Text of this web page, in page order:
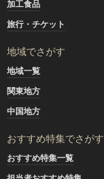
加工食品
旅行・チケット
地域でさがす
地域一覧
関東地方
中国地方
おすすめ特集でさがす
おすすめ特集一覧